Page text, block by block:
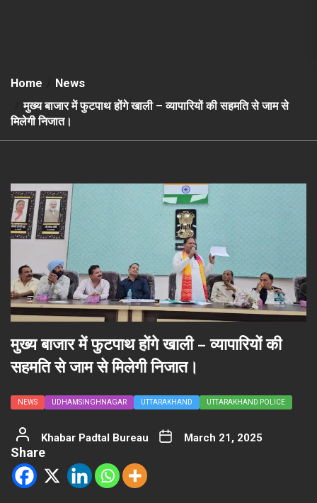
Home
News
मुख्य बाजार में फुटपाथ होंगे खाली – व्यापारियों की सहमति से जाम से
मिलेगी निजात।
मुख्य बाजार में फुटपाथ होंगे खाली – व्यापारियों की
सहमति से जाम से मिलेगी निजात।
NEWS UDHAMSINGHNAGAR UTTARAKHAND UTTARAKHAND POLICE
Khabar Padtal Bureau March 21, 2025
Share